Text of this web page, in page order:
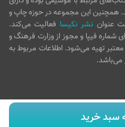
سبد خرید
همچنین این مجموعه در حوزه چاپ و
عنوان نشر نکیسا فعالیت می‌کند.
شماره فیپا و مجوز از وزارت فرهنگ و
تهیه می‌شود. اطلاعات مربوط به
می‌باشد.
Copyright © 2016